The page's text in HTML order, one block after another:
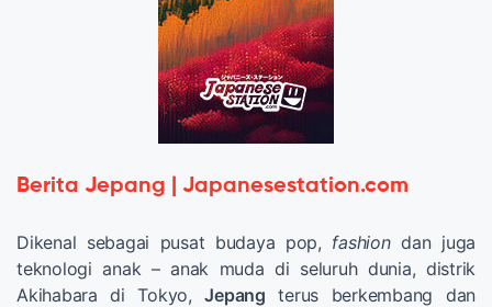
Berita Jepang | Japanesestation.com
Dikenal sebagai pusat budaya pop, fashiondan juga
teknologi anak – anak muda di seluruh dunia, distrik
Akihabara di Tokyo,Jepang terus berkembang dan